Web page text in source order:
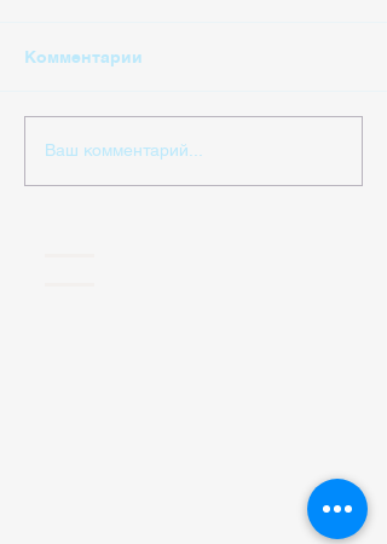
Комментарии
Ваш комментарий...